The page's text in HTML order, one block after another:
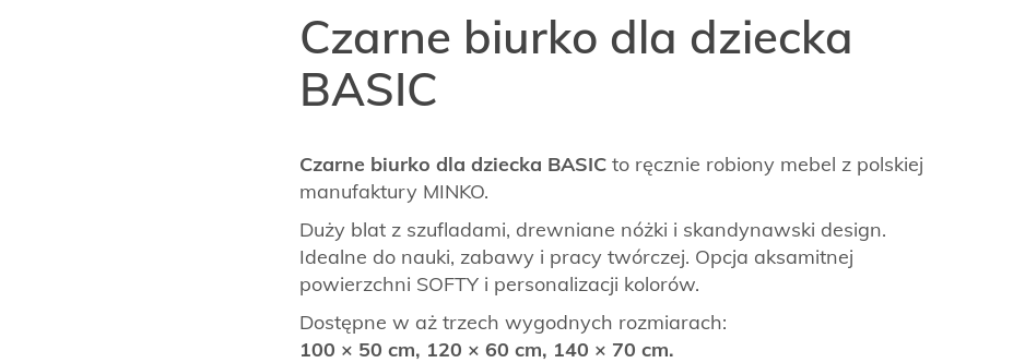
Czarne biurko dla dziecka
BASIC
Czarne biurko dla dziecka BASICto ręcznie robiony mebel z polskiej
manufaktury MINKO.
Duży blat z szufladami, drewniane nóżki i skandynawski design.
Idealne do nauki, zabawy i pracy twórczej. Opcja aksamitnej
powierzchni SOFTY i personalizacji kolorów.
Dostępne w aż trzech wygodnych rozmiarach:
100 × 50 cm, 120 × 60 cm, 140 × 70 cm.